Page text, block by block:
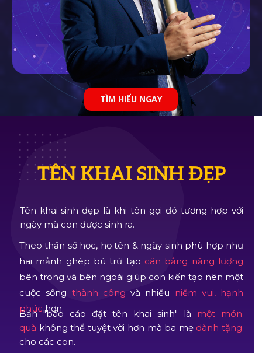
TÌM HIỂU NGAY
TÊN KHAI SINH ĐẸP
Bản "báo cáo đặt tên khai sinh" là một món
quà không thể tuyệt vời hơn mà ba mẹ dành tặng
cho các con.
Theo thần số học, họ tên & ngày sinh phù hợp như
hai mảnh ghép bù trừ tạo cân bằng năng lượng
bên trong và bên ngoài giúp con kiến tạo nên một
cuộc sống thành công và nhiều niềm vui, hạnh
phúchơn.
Tên khai sinh đẹp là khi tên gọi đó tương hợp với
ngày mà con được sinh ra.